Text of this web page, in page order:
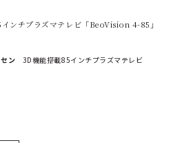
ンチプラズマテレビ「BeoVision 4-85」
ン 3D機能搭載85インチプラズマテレビ